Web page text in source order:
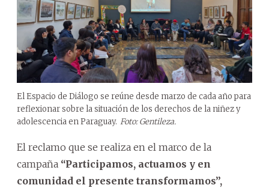
El Espacio de Diálogo se reúne desde marzo de cada año para
reflexionar sobre la situación de los derechos de la niñez y
adolescencia en Paraguay. Foto: Gentileza.
El reclamo que se realiza en el marco de la
campaña “Participamos, actuamos y en
comunidad el presente transformamos”,